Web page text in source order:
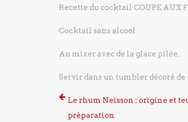
Recette du cocktail COUPE AUX
Cocktail sans alcool
Au mixer avec de la glace pilée.
Servir dans un tumbler décoré de
Le rhum Neisson : origine et
préparation